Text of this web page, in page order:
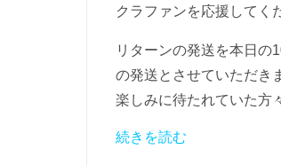
クラファンを応援してく
リターンの発送を本日の
の発送とさせていただき
楽しみに待たれていた方
続きを読む